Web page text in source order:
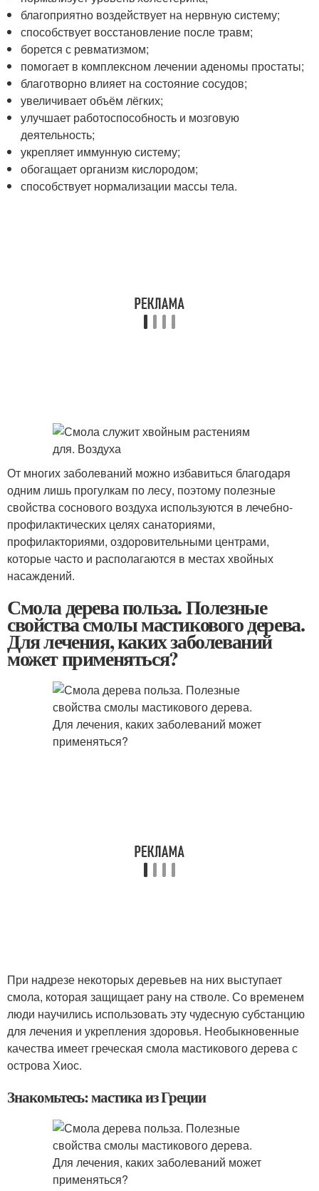
благоприятно воздействует на нервную систему;
способствует восстановление после травм;
борется с ревматизмом;
помогает в комплексном лечении аденомы простаты;
благотворно влияет на состояние сосудов;
увеличивает объём лёгких;
улучшает работоспособность и мозговую
деятельность;
укрепляет иммунную систему;
обогащает организм кислородом;
способствует нормализации массы тела.
От многих заболеваний можно избавиться благодаря
одним лишь прогулкам по лесу, поэтому полезные
свойства соснового воздуха используются в лечебно-
профилактических целях санаториями,
профилакториями, оздоровительными центрами,
которые часто и располагаются в местах хвойных
насаждений.
Смола дерева польза. Полезные
свойства смолы мастикового дерева.
Для лечения, каких заболеваний
может применяться?
При надрезе некоторых деревьев на них выступает
смола, которая защищает рану на стволе. Со временем
люди научились использовать эту чудесную субстанцию
для лечения и укрепления здоровья. Необыкновенные
качества имеет греческая смола мастикового дерева с
острова Хиос.
Знакомьтесь: мастика из Греции